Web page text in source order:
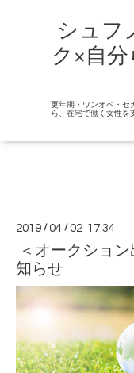
シュフ
ク×自
更年期・ワンオペ・セ
ら、在宅で働く女性を
2019 /04 /02 17:34
＜オークショ
知らせ